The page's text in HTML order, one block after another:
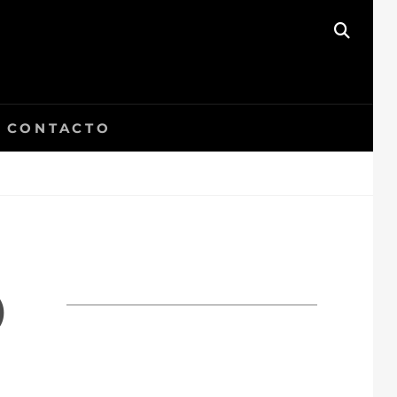
CONTACTO